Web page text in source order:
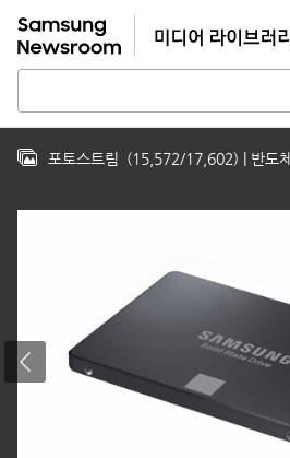
포토스트림 (15,572/17,602) | 반도체